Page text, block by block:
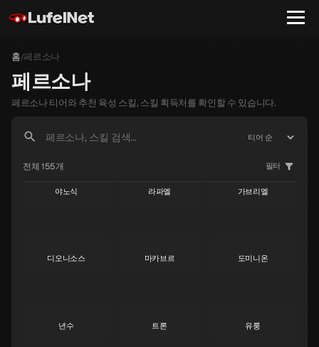
홈/페르소나
페르소나
페르소나 티어와 추천 육성 스킬, 스킬 획득처를 확인할 수 있습니다.
전체 155개 필터
야노식 라파엘 가브리엘
디오니소스 마카브르 도미니온
년수 트론 유룽